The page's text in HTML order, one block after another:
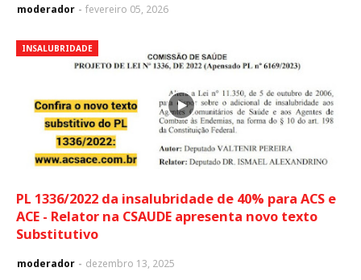
moderador fevereiro 05, 2026
INSALUBRIDADE
PL 1336/2022 da insalubridade de 40% para ACS e
ACE - Relator na CSAUDE apresenta novo texto
Substitutivo
moderador dezembro 13, 2025